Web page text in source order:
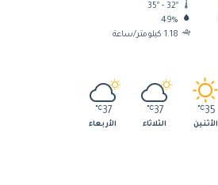
35º - 32º
49%
1.18 كيلومتر/ساعة
35
℃
الأثنين
37
℃
الثلاثاء
37
℃
الأربعاء